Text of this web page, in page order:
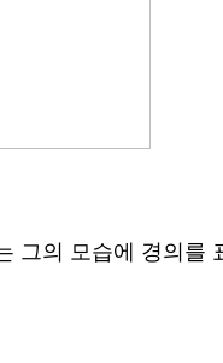
그의 모습에 경의를